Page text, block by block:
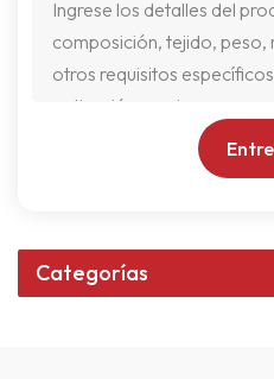
Categorías